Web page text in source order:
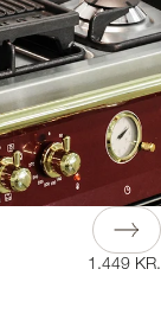
1.449 KR.